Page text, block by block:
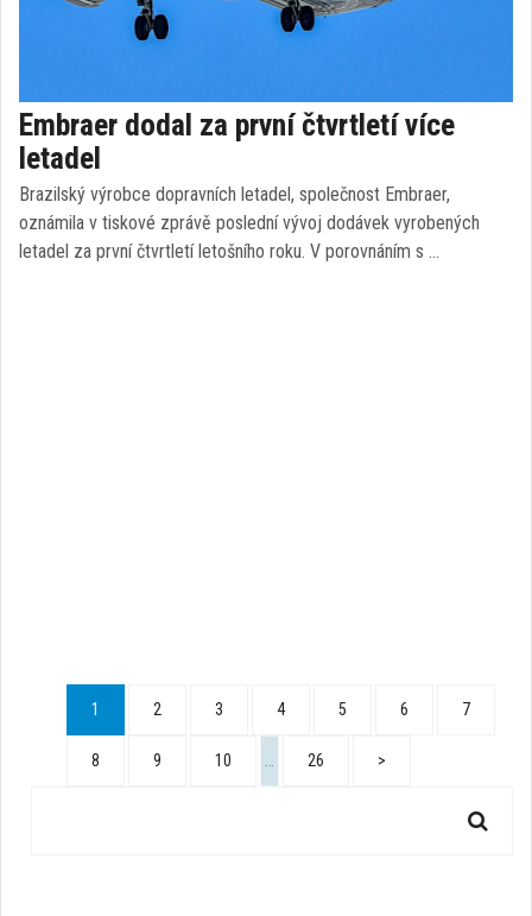
Embraer dodal za první čtvrtletí více
letadel
Brazilský výrobce dopravních letadel, společnost Embraer,
oznámila v tiskové zprávě poslední vývoj dodávek vyrobených
letadel za první čtvrtletí letošního roku. V porovnáním s …
1 2 3 4 5 6 7
8 9 10 26 >